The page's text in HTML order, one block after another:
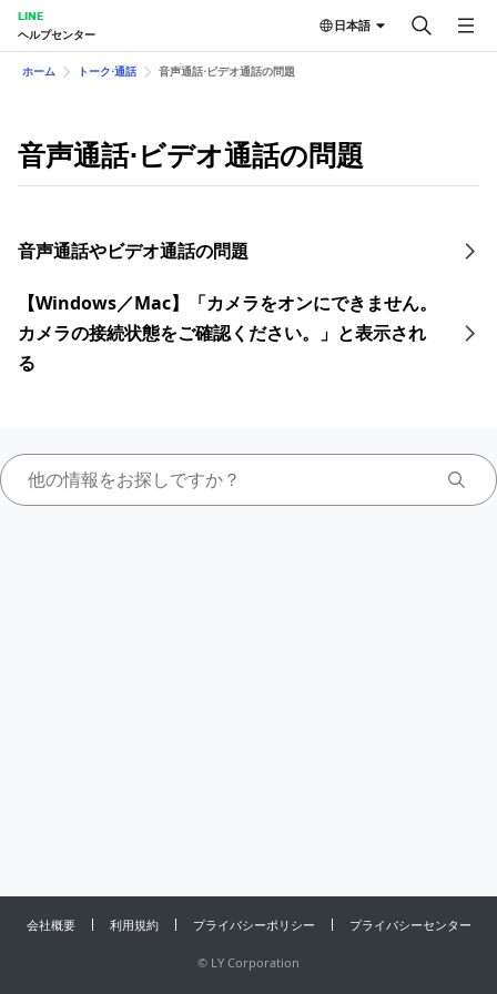
LINE
ヘルプセンター
日本語
ホーム トーク⋅通話 音声通話⋅ビデオ通話の問題
音声通話⋅ビデオ通話の問題
音声通話やビデオ通話の問題
【Windows／Mac】「カメラをオンにできません。
カメラの接続状態をご確認ください。」と表示され
る
会社概要 利用規約 プライバシーポリシー プライバシーセンター
© LY Corporation